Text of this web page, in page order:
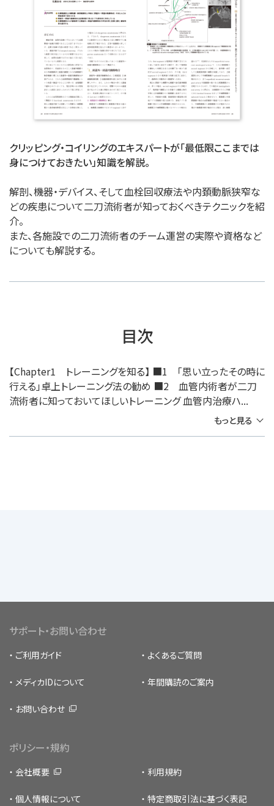
クリッピング・コイリングのエキスパートが「最低限ここまでは
身につけておきたい」知識を解説。
解剖、機器・デバイス、そして血栓回収療法や内頚動脈狭窄な
どの疾患について二刀流術者が知っておくべきテクニックを紹
介。
また、各施設での二刀流術者のチーム運営の実際や資格など
についても解説する。
目次
【Chapter1 トレーニングを知る】 ■1 「思い立ったその時に
行える」卓上トレーニング法の勧め ■2 血管内術者が二刀
流術者に知っておいてほしいトレーニング 血管内治療ハ...
もっと見る
サポート・お問い合わせ
ご利用ガイド よくあるご質問
メディカIDについて 年間購読のご案内
お問い合わせ
ポリシー・規約
会社概要 利用規約
個人情報について 特定商取引法に基づく表記